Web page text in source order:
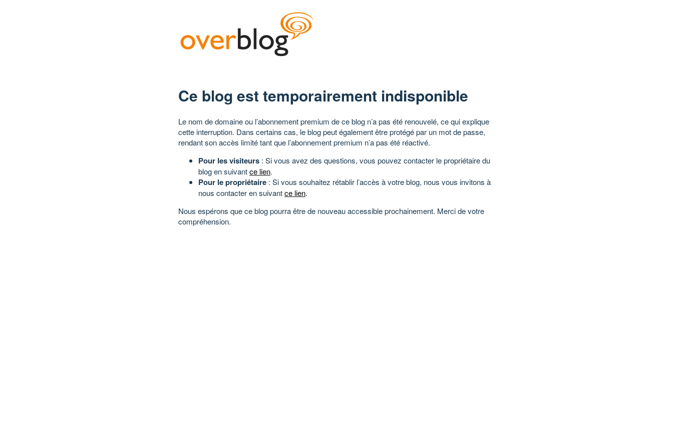
Ce blog est temporairement indisponible
Le nom de domaine ou l’abonnement premium de ce blog n’a pas été renouvelé, ce qui explique
cette interruption. Dans certains cas, le blog peut également être protégé par un mot de passe,
rendant son accès limité tant que l’abonnement premium n’a pas été réactivé.
Pour les visiteurs : Si vous avez des questions, vous pouvez contacter le propriétaire du
blog en suivantce lien.
Pour le propriétaire : Si vous souhaitez rétablir l’accès à votre blog, nous vous invitons à
nous contacter en suivantce lien.
Nous espérons que ce blog pourra être de nouveau accessible prochainement. Merci de votre
compréhension.